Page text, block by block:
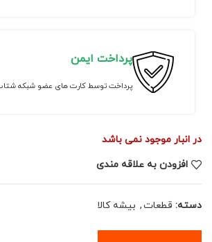
پرداخت ایمن
پرداخت توسط کارت های عضو شبکه
در انبار موجود نمی باشد
افزودن به علاقه مندی
دسته: قطعات, بیشه کالا